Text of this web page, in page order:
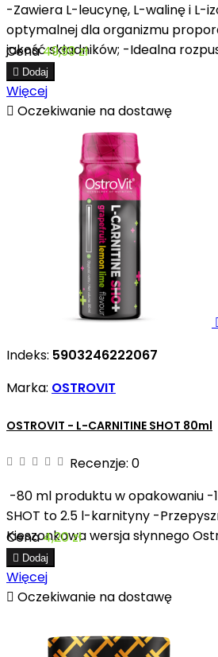
-Zawiera L-leucynę, L-walinę i L-
optymalnej dla organizmu
jakość składników; -Idealna
smaki.
Cena49,99 zł
 Dodaj
Więcej
 Oczekiwanie na dostawę
Indeks: 5903246222067
Marka: OSTROVIT
OSTROVIT - L-CARNITINE SHOT 80ml
Recenzje: 0
-80 ml produktu w opakowaniu -1
SHOT to 2.5 l-karnityny -
Kieszonkowa wersja słynnego
Cena4,20 zł
 Dodaj
Więcej
 Oczekiwanie na dostawę